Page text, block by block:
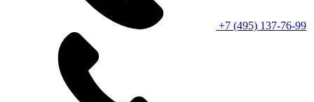
+7 (495) 137-76-99